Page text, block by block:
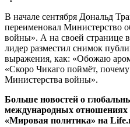
В начале сентября Дональд
переименовал
войны». А на своей странице
лидер разместил снимок
выражения, как: «Обожаю
«Скоро Чикаго поймёт,
Министерства войны».
Больше новостей о
международных отношениях
«Мировая политика» на